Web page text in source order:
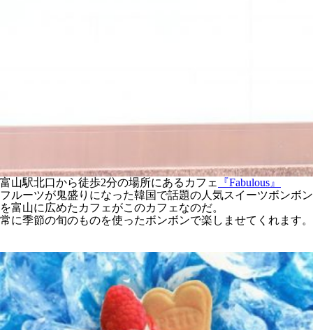
富山駅北口から徒歩2分の場所にあるカフェ
『Fabulous』
フルーツが鬼盛りになった韓国で話題の人気スイーツボンボン
を富山に広めたカフェがこのカフェなのだ。
常に季節の旬のものを使ったボンボンで楽しませてくれます。